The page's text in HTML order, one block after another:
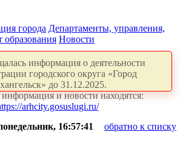
города Департаменты, управления,
образования Новости
информация о деятельности
городского округа «Город
до 31.12.2025.
и новости находятся:
arhcity.gosuslugi.ru/
16:57:41
обратно к списку